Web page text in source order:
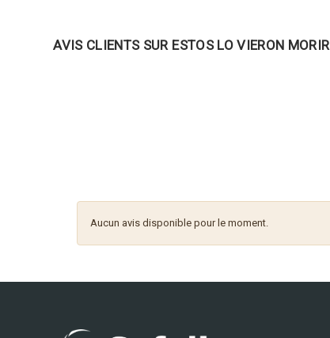
AVIS CLIENTS SUR ESTOS LO VIERON MORIR
Aucun avis disponible pour le moment.